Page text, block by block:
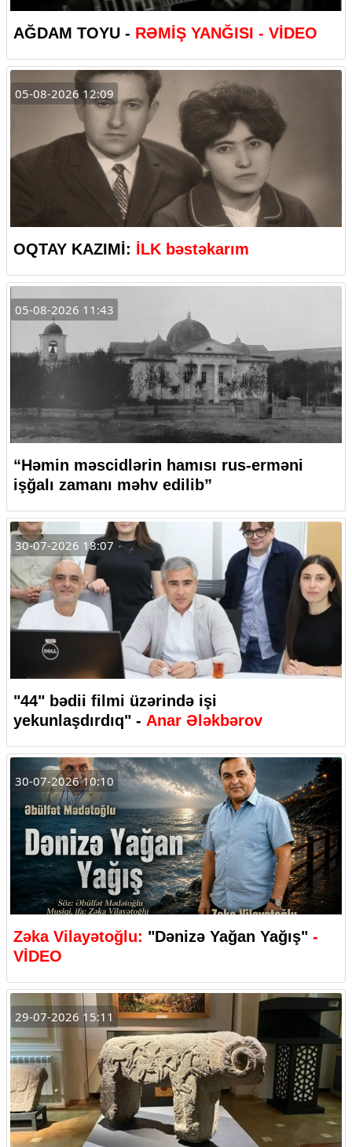
AĞDAM TOYU - RƏMİŞ YANĞISI - VİDEO
05-08-2026 12:09
OQTAY KAZIMİ: İLK bəstəkarım
05-08-2026 11:43
“Həmin məscidlərin hamısı rus-erməni
işğalı zamanı məhv edilib”
30-07-2026 18:07
"44" bədii filmi üzərində işi
yekunlaşdırdıq" - Anar Ələkbərov
30-07-2026 10:10
Zəka Vilayətoğlu: "Dənizə Yağan Yağış" -
VİDEO
29-07-2026 15:11